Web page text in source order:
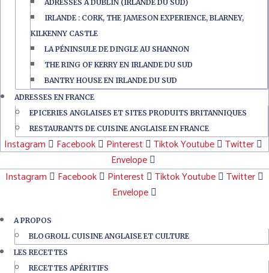
ADRESSES À DUBLIN (IRLANDE DU SUD)
IRLANDE : CORK, THE JAMESON EXPERIENCE, BLARNEY,
KILKENNY CASTLE
LA PÉNINSULE DE DINGLE AU SHANNON
THE RING OF KERRY EN IRLANDE DU SUD
BANTRY HOUSE EN IRLANDE DU SUD
ADRESSES EN FRANCE
EPICERIES ANGLAISES ET SITES PRODUITS BRITANNIQUES
RESTAURANTS DE CUISINE ANGLAISE EN FRANCE
Instagram Facebook Pinterest TiktokYoutube
Twitter
Envelope
Instagram
Facebook Pinterest TiktokYoutube
Twitter
Envelope
A PROPOS
BLOGROLL CUISINE ANGLAISE ET CULTURE
LES RECETTES
RECETTES APÉRITIFS